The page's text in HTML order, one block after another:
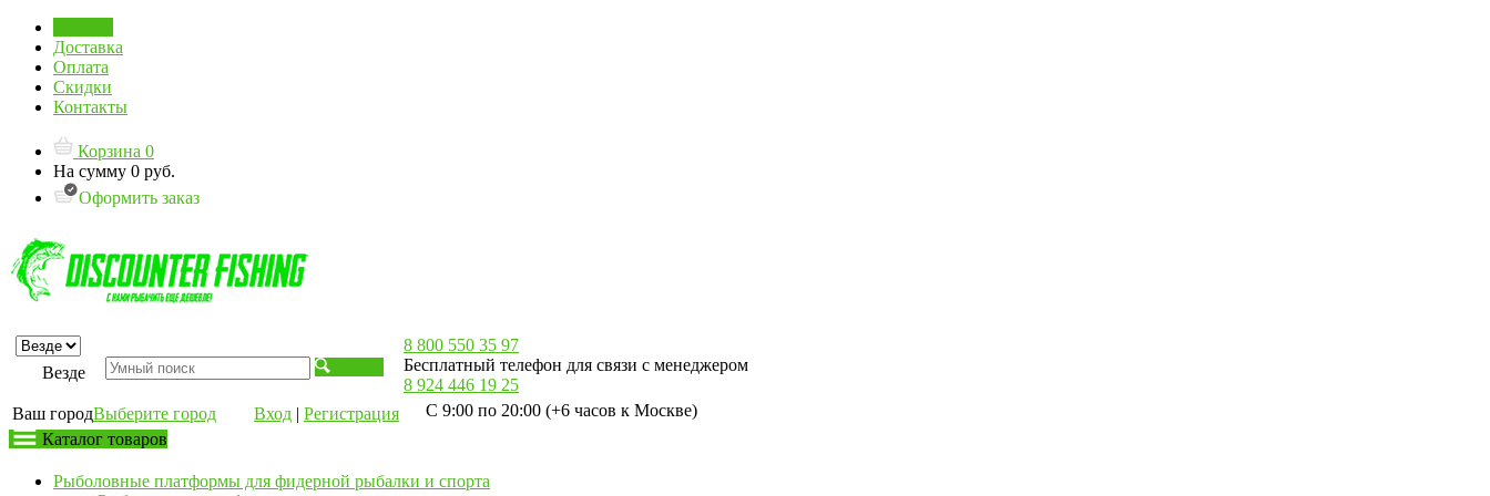
Доставка
Оплата
Скидки
Контакты
Корзина 0
На сумму 0 руб.
Оформить заказ
Везде
Ваш городВыберите город Вход | Регистрация
8 800 550 35 97
Бесплатный телефон для связи с менеджером
8 924 446 19 25
С 9:00 по 20:00 (+6 часов к Москве)
Каталог товаров
Рыболовные платформы для фидерной рыбалки и спорта